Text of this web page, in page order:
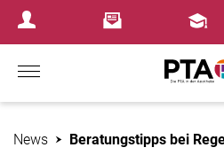
Login MenuNewsletter
News Beratungstipps bei